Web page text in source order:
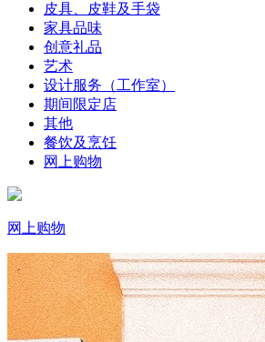
皮具、皮鞋及手袋
家具品味
创意礼品
艺术
设计服务（工作室）
期间限定店
其他
餐饮及烹饪
网上购物
网上购物